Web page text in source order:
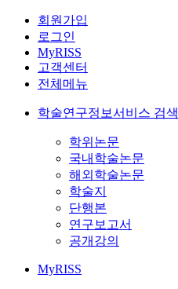
회원가입
로그인
MyRISS
고객센터
전체메뉴
학술연구정보서비스 검색
학위논문
국내학술논문
해외학술논문
학술지
단행본
연구보고서
공개강의
MyRISS